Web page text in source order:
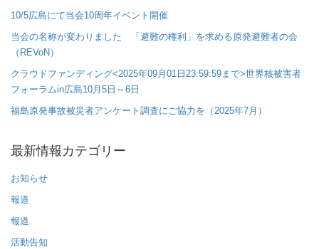
10/5広島にて当会10周年イベント開催
当会の名称が変わりました 「避難の権利」を求める原発避難者の会
（REVoN）
クラウドファンディング<2025年09月01日23:59:59まで>世界核被害者
フォーラムin広島10月5日～6日
福島原発事故被災者アンケート調査にご協力を（2025年7月）
最新情報カテゴリー
お知らせ
報道
報道
活動告知